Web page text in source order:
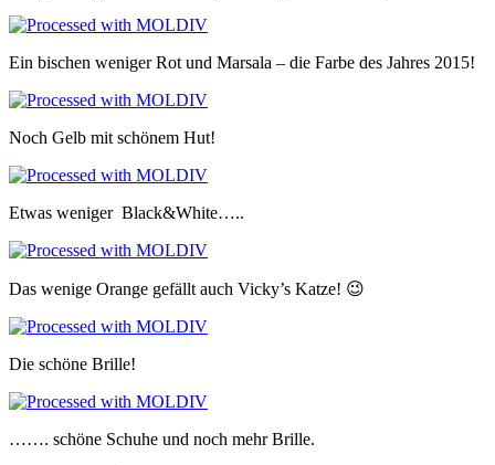
Ein bischen weniger Rot und Marsala – die Farbe des Jahres 2015!
Noch Gelb mit schönem Hut!
Etwas weniger Black&White…..
Das wenige Orange gefällt auch Vicky’s Katze! 😉
Die schöne Brille!
……. schöne Schuhe und noch mehr Brille.